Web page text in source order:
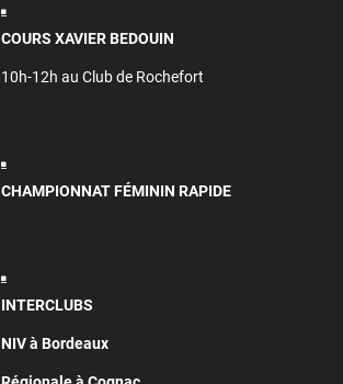
COURS XAVIER BEDOUIN
10h-12h au Club de Rochefort
CHAMPIONNAT FÉMININ RAPIDE
INTERCLUBS
NIV à Bordeaux